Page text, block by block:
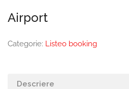
Airport
Categorie: Listeo booking
Descriere